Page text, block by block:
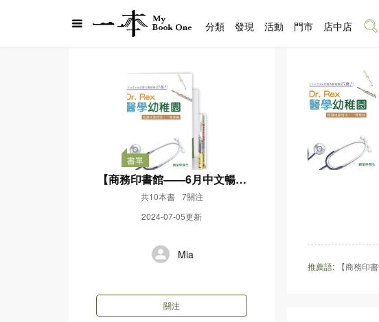
書單
【商務印書館——6月中文暢銷
書榜】
共10本書
7關注
2024-07-05更新
Mia
關注
推薦語: 【商務印
分類 發現 活動 門市 店中店